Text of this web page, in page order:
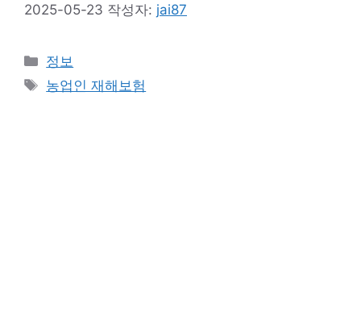
2025-05-23 작성자: jai87
카
테
고
정보
태
농업인 재해보험